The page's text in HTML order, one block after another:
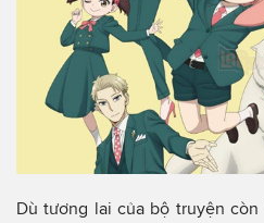
Dù tương lai của bộ truyện